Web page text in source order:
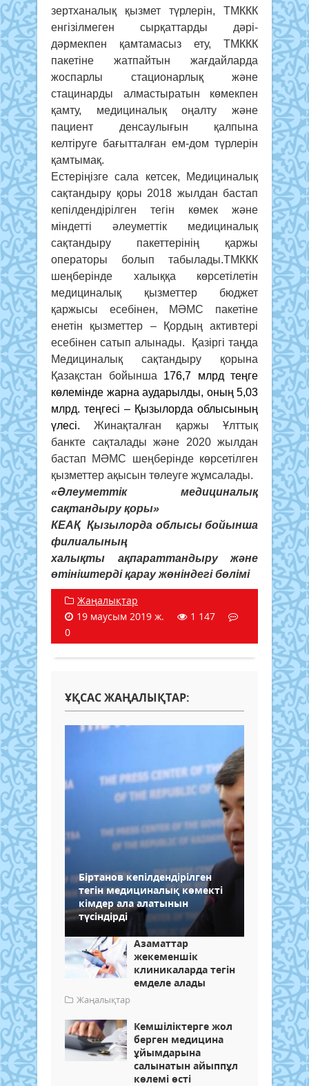
зертханалық қызмет түрлерін, ТМККК
енгізілмеген сырқаттарды дәрі-
дәрмекпен қамтамасыз ету, ТМККК
пакетіне жатпайтын жағдайларда
жоспарлы стационарлық және
стацинарды алмастыратын көмекпен
қамту, медициналық оңалту және
пациент денсаулығын қалпына
келтіруге бағытталған ем-дом түрлерін
қамтымақ.
Естеріңізге сала кетсек, Медициналық
сақтандыру қоры 2018 жылдан бастап
кепілдендірілген тегін көмек және
міндетті әлеуметтік медициналық
сақтандыру пакеттерінің қаржы
операторы болып табылады.ТМККК
шеңберінде халыққа көрсетілетін
медициналық қызметтер бюджет
қаржысы есебінен, МӘМС пакетіне
енетін қызметтер – Қордың активтері
есебінен сатып алынады. Қазіргі таңда
Медициналық сақтандыру қорына
Қазақстан бойынша 176,7 млрд теңге
көлемінде жарна аударылды, оның 5,03
млрд. теңгесі – Қызылорда облысының
үлесі.Жинақталған қаржы Ұлттық
банкте сақталады және 2020 жылдан
бастап МӘМС шеңберінде көрсетілген
қызметтер ақысын төлеуге жұмсалады.
«Әлеуметтік медициналық
сақтандыру қоры»
КЕАҚ Қызылорда облысы бойынша
филиалының
халықты ақпараттандыру және
өтініштерді қарау жөніндегі бөлімі
Жаңалықтар
19 маусым 2019 ж.
1 147
0
ҰҚСАС ЖАҢАЛЫҚТАР:
Біртанов кепілдендірілген
тегін медициналық көмекті
кімдер ала алатынын
түсіндірді
Азаматтар
жекеменшік
клиникаларда тегін
емделе алады
Жаңалықтар
Кемшіліктерге жол
берген медицина
ұйымдарына
салынатын айыппұл
көлемі өсті